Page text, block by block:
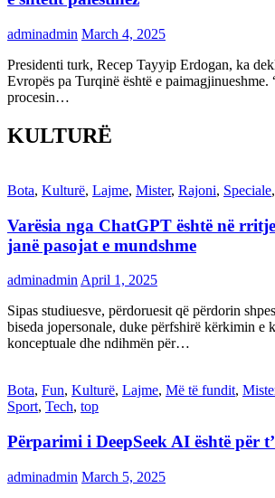
adminadmin March 4, 2025
Presidenti turk, Recep Tayyip Erdogan, ka
Evropës pa Turqinë është e paimagjinueshme.
procesin…
KULTURË
Bota, Kulturë, Lajme, Mister, Rajoni, Speciale,
Varësia nga ChatGPT është në
janë pasojat e mundshme
adminadmin April 1, 2025
Sipas studiuesve, përdoruesit që përdorin
biseda jopersonale, duke përfshirë kërkimin e
konceptuale dhe ndihmën për…
Bota, Fun, Kulturë, Lajme, Më të fundit,
Sport, Tech, top
Përparimi i DeepSeek AI është për
adminadmin March 5, 2025